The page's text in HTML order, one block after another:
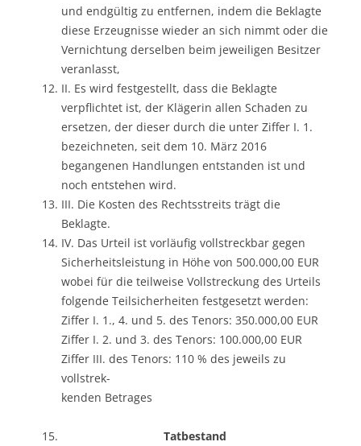
und endgültig zu entfernen, indem die Beklagte
diese Erzeugnisse wieder an sich nimmt oder die
Vernichtung derselben beim jeweiligen Besitzer
veranlasst,
II. Es wird festgestellt, dass die Beklagte
verpflichtet ist, der Klägerin allen Schaden zu
ersetzen, der dieser durch die unter Ziffer I. 1.
bezeichneten, seit dem 10. März 2016
begangenen Handlungen entstanden ist und
noch entstehen wird.
III. Die Kosten des Rechtsstreits trägt die
Beklagte.
IV. Das Urteil ist vorläufig vollstreckbar gegen
Sicherheitsleistung in Höhe von 500.000,00 EUR
wobei für die teilweise Vollstreckung des Urteils
folgende Teilsicherheiten festgesetzt werden:
Ziffer I. 1., 4. und 5. des Tenors: 350.000,00 EUR
Ziffer I. 2. und 3. des Tenors: 100.000,00 EUR
Ziffer III. des Tenors: 110 % des jeweils zu
vollstrek-
kenden Betrages
Tatbestand